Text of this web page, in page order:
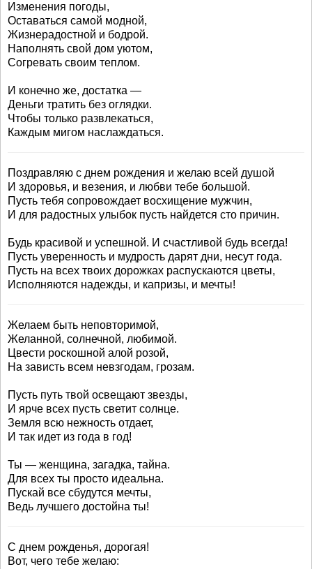
Изменения погоды,
Оставаться самой модной,
Жизнерадостной и бодрой.
Наполнять свой дом уютом,
Согревать своим теплом.
И конечно же, достатка —
Деньги тратить без оглядки.
Чтобы только развлекаться,
Каждым мигом наслаждаться.
Поздравляю с днем рождения и желаю всей душой
И здоровья, и везения, и любви тебе большой.
Пусть тебя сопровождает восхищение мужчин,
И для радостных улыбок пусть найдется сто причин.
Будь красивой и успешной. И счастливой будь всегда!
Пусть уверенность и мудрость дарят дни, несут года.
Пусть на всех твоих дорожках распускаются цветы,
Исполняются надежды, и капризы, и мечты!
Желаем быть неповторимой,
Желанной, солнечной, любимой.
Цвести роскошной алой розой,
На зависть всем невзгодам, грозам.
Пусть путь твой освещают звезды,
И ярче всех пусть светит солнце.
Земля всю нежность отдает,
И так идет из года в год!
Ты — женщина, загадка, тайна.
Для всех ты просто идеальна.
Пускай все сбудутся мечты,
Ведь лучшего достойна ты!
С днем рожденья, дорогая!
Вот, чего тебе желаю: